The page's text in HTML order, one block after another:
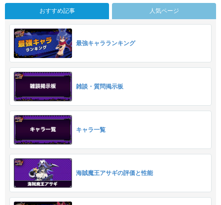
おすすめ記事 人気ページ
最強キャラランキング
雑談・質問掲示板
キャラ一覧
海賊魔王アサギの評価と性能